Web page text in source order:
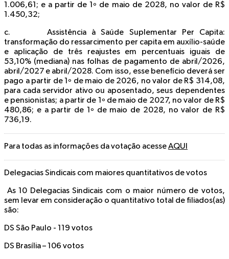
1.006,61; e a partir de 1º de maio de 2028, no valor de R$
1.450,32;
c. Assistência à Saúde Suplementar Per Capita:
transformação do ressarcimento per capita em auxílio-saúde
e aplicação de três reajustes em percentuais iguais de
53,10% (mediana) nas folhas de pagamento de abril/2026,
abril/2027 e abril/2028. Com isso, esse benefício deverá ser
pago a partir de 1º de maio de 2026, no valor de R$ 314,08,
para cada servidor ativo ou aposentado, seus dependentes
e pensionistas; a partir de 1º de maio de 2027, no valor de R$
480,86; e a partir de 1º de maio de 2028, no valor de R$
736,19.
Para todas as informações da votação acesseAQUI
Delegacias Sindicais com maiores quantitativos de votos
As 10 Delegacias Sindicais com o maior número de votos,
sem levar em consideração o quantitativo total de filiados(as)
são:
DS São Paulo - 119 votos
DS Brasília – 106 votos